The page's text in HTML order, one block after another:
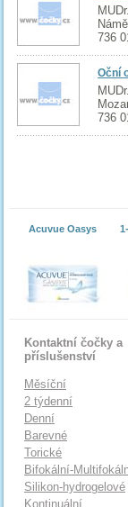
736
Oční
736
Acuvue Oasys
Kontaktní čočky a
příslušenství
Měsíční
2 týdenní
Denní
Barevné
Torické
Bifokální-
Silikon-hydrogelové
Kontinuální